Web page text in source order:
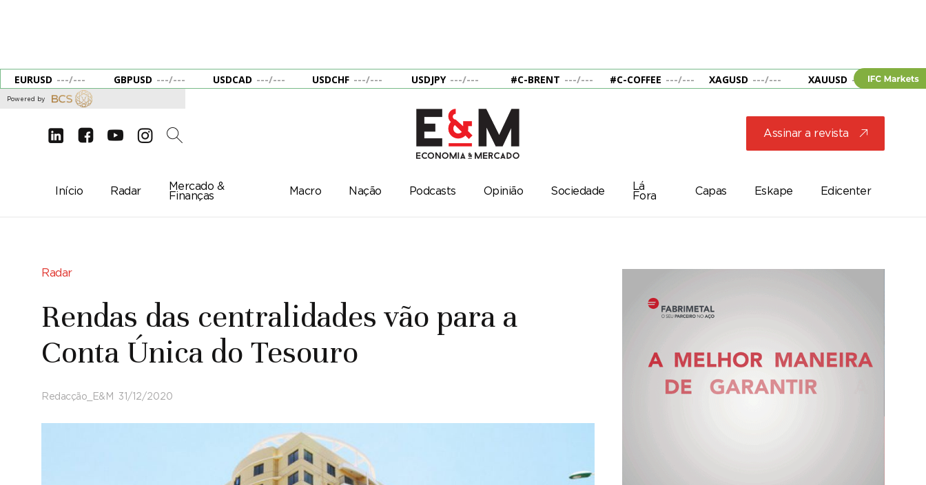
EURUSD ---/--- GBPUSD ---/--- USDCAD ---/--- USDCHF ---/--- USDJPY ---/--- #C-BRENT ---/--- #C-COFFEE ---/--- XAGUSD ---/--- XAUUSD --- ---
Powered by
d e g c 2 Assinar a revista j
Início Radar
Mercado &
Finanças
Macro Nação Podcasts Opinião Sociedade
Lá
Fora
Capas Eskape Edicenter
Radar
Rendas das centralidades vão para a
Conta Única do Tesouro
Redacção_E&M 31/12/2020